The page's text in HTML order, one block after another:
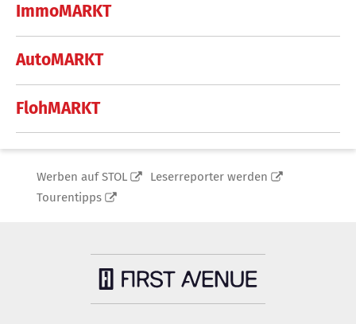
ImmoMARKT
AutoMARKT
FlohMARKT
Werben auf STOL
Leserreporter werden
Tourentipps